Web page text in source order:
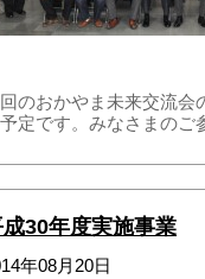
のおかやま未来交流会
定です。みなさまのご
30年度実施事業
年08月20日